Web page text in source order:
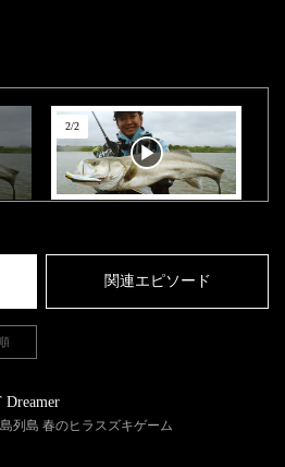
2/2
関連エピソード
Dreamer
列島 春のヒラスズキゲーム